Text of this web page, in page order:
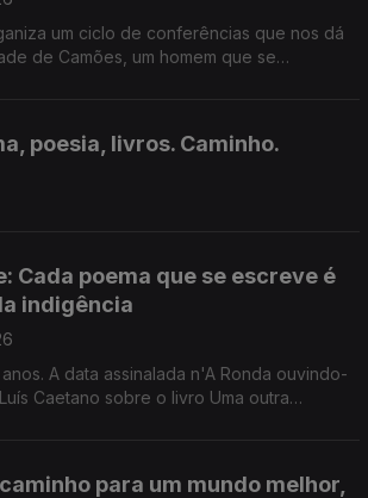
um ciclo de conferências que nos dá
de Camões, um homem que se
poesia, livros. Caminho.
Cada poema que se escreve é
indigência
A data assinalada n'A Ronda ouvindo-
Caetano sobre o livro Uma outra
para um mundo melhor,